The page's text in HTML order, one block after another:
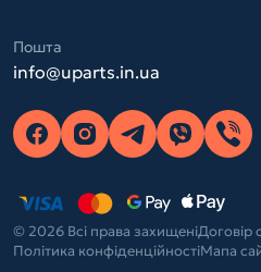
Пошта
info@uparts.in.ua
© 2026 Всі права захищеніДоговір
Політика конфіденційностіМапа